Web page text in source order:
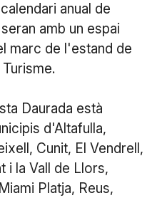
anual de
amb un espai
marc de l'estand de
Daurada està
d'Altafulla,
Cunit, El Vendrell,
i la Vall de Llors,
Platja, Reus,